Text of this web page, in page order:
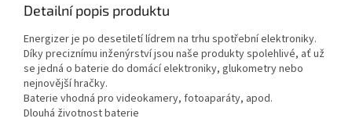
Detailní popis produktu
Energizer je po desetiletí lídrem na trhu spotřební elektroniky.
Díky preciznímu inženýrství jsou naše produkty spolehlivé, ať už
se jedná o baterie do domácí elektroniky, glukometry nebo
nejnovější hračky.
Baterie vhodná pro videokamery, fotoaparáty, apod.
Dlouhá životnost baterie